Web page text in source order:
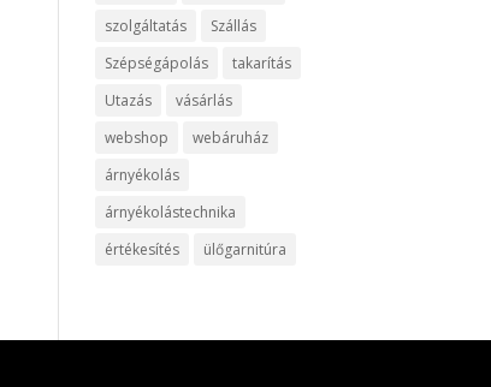
szolgáltatás
Szállás
Szépségápolás
takarítás
Utazás
vásárlás
webshop
webáruház
árnyékolás
árnyékolástechnika
értékesítés
ülőgarnitúra